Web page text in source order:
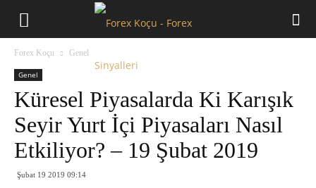
Forex Koçu Genel
Genel
Küresel Piyasalarda Ki Karışık
Seyir Yurt İçi Piyasaları Nasıl
Etkiliyor? – 19 Şubat 2019
Şubat 19 2019 09:14